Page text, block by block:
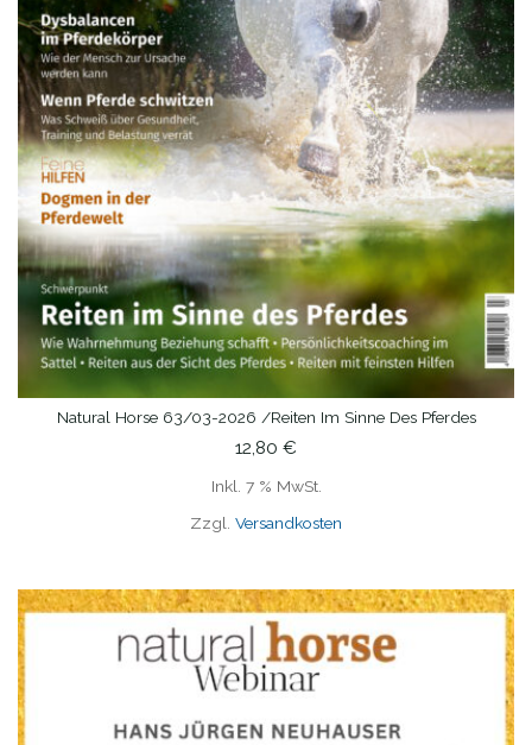
IN DEN WARENKORB
Natural Horse 63/03-2026 /Reiten Im Sinne Des Pferdes
12,80 €
Inkl. 7 % MwSt.
Zzgl. Versandkosten